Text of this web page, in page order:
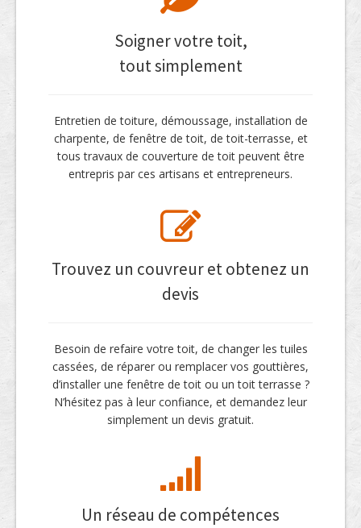
Soigner votre toit,
tout simplement
Entretien de toiture, démoussage, installation de
charpente, de fenêtre de toit, de toit-terrasse, et
tous travaux de couverture de toit peuvent être
entrepris par ces artisans et entrepreneurs.
Trouvez un couvreur et obtenez un
devis
Besoin de refaire votre toit, de changer les tuiles
cassées, de réparer ou remplacer vos gouttières,
d’installer une fenêtre de toit ou un toit terrasse ?
N’hésitez pas à leur confiance, et demandez leur
simplement un devis gratuit.
Un réseau de compétences